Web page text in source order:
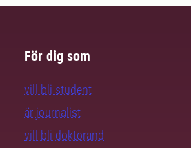
För dig som
vill bli student
är journalist
vill bli doktorand